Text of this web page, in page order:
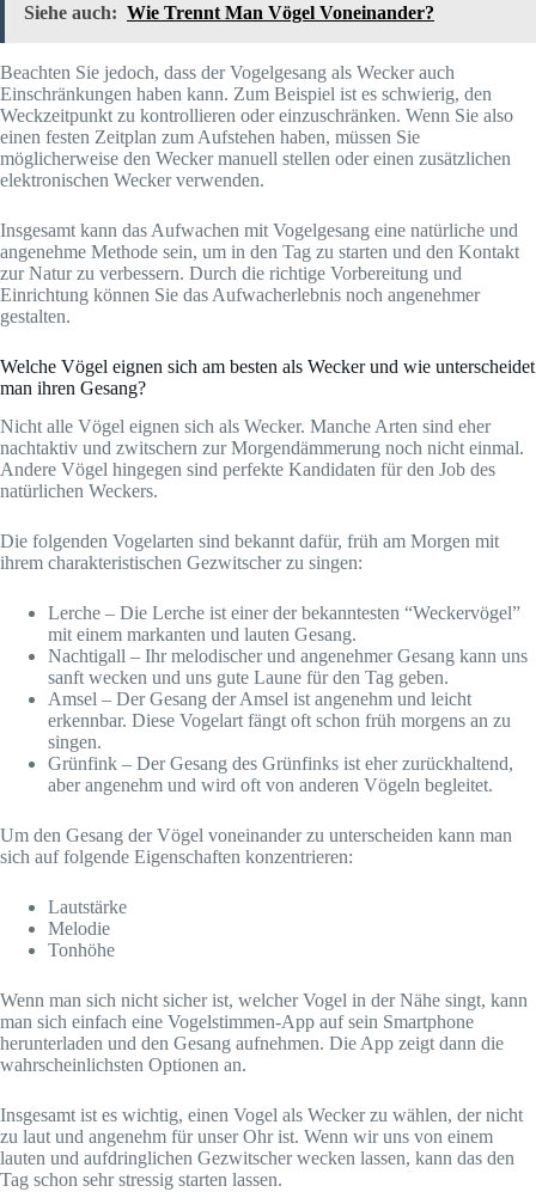
Siehe auch: Wie Trennt Man Vögel Voneinander?
Beachten Sie jedoch, dass der Vogelgesang als Wecker auch
Einschränkungen haben kann. Zum Beispiel ist es schwierig, den
Weckzeitpunkt zu kontrollieren oder einzuschränken. Wenn Sie also
einen festen Zeitplan zum Aufstehen haben, müssen Sie
möglicherweise den Wecker manuell stellen oder einen zusätzlichen
elektronischen Wecker verwenden.
Insgesamt kann das Aufwachen mit Vogelgesang eine natürliche und
angenehme Methode sein, um in den Tag zu starten und den Kontakt
zur Natur zu verbessern. Durch die richtige Vorbereitung und
Einrichtung können Sie das Aufwacherlebnis noch angenehmer
gestalten.
Welche Vögel eignen sich am besten als Wecker und wie unterscheidet
man ihren Gesang?
Nicht alle Vögel eignen sich als Wecker. Manche Arten sind eher
nachtaktiv und zwitschern zur Morgendämmerung noch nicht einmal.
Andere Vögel hingegen sind perfekte Kandidaten für den Job des
natürlichen Weckers.
Die folgenden Vogelarten sind bekannt dafür, früh am Morgen mit
ihrem charakteristischen Gezwitscher zu singen:
Lerche – Die Lerche ist einer der bekanntesten “Weckervögel”
mit einem markanten und lauten Gesang.
Nachtigall – Ihr melodischer und angenehmer Gesang kann uns
sanft wecken und uns gute Laune für den Tag geben.
Amsel – Der Gesang der Amsel ist angenehm und leicht
erkennbar. Diese Vogelart fängt oft schon früh morgens an zu
singen.
Grünfink – Der Gesang des Grünfinks ist eher zurückhaltend,
aber angenehm und wird oft von anderen Vögeln begleitet.
Um den Gesang der Vögel voneinander zu unterscheiden kann man
sich auf folgende Eigenschaften konzentrieren:
Lautstärke
Melodie
Tonhöhe
Wenn man sich nicht sicher ist, welcher Vogel in der Nähe singt, kann
man sich einfach eine Vogelstimmen-App auf sein Smartphone
herunterladen und den Gesang aufnehmen. Die App zeigt dann die
wahrscheinlichsten Optionen an.
Insgesamt ist es wichtig, einen Vogel als Wecker zu wählen, der nicht
zu laut und angenehm für unser Ohr ist. Wenn wir uns von einem
lauten und aufdringlichen Gezwitscher wecken lassen, kann das den
Tag schon sehr stressig starten lassen.